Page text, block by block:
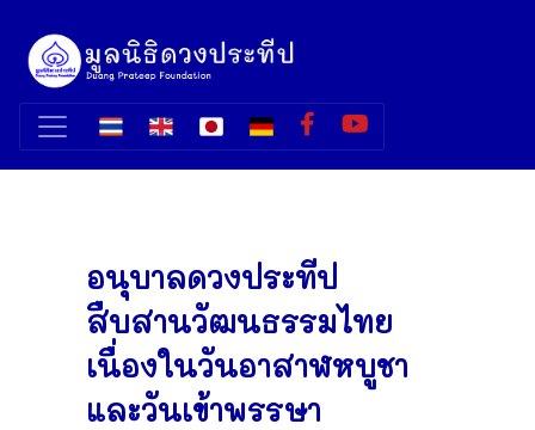
อนุบาลดวงประทีป
สืบสานวัฒนธรรมไทย
เนื่องในวันอาสาฬหบูชา
และวันเข้าพรรษา